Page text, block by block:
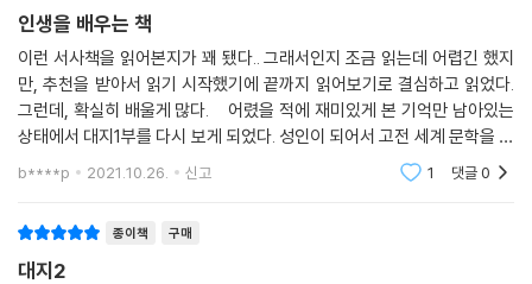
다. 땅을 갖고 있으면 살아갈 수 있다. 땅은 누구에게도 뺏겨서는 안된
다…….” “만일 땅을 파는 날, 그것은 세상의 마지막이다.”
〈대지〉에는 여러 유형의 여성이 등장한다. 오란은 대지주인 황부자집 계집
종이었으나 팔려서 왕룽의 아내가 된다. 말수는 적으나 지혜가 있다. 남편
을 만나 굶주림과 갖은 고생을 견뎌내고, 나이가 들어 외모가 볼품없다고
남편에게 부당한 대접을 받는 수모를 겪으면서도, 불평 한 마디 하지 않고
인내를 미덕으로 아는 중국 여인의 모습을 여실히 보여준다.
인생을 배우는 책
이런 서사책을 읽어본지가 꽤 됐다.. 그래서인지 조금 읽는데 어렵긴 했지
만, 추천을 받아서 읽기 시작했기에 끝까지 읽어보기로 결심하고 읽었다.
그런데, 확실히 배울게 많다. 어렸을 적에 재미있게 본 기억만 남아있는
상태에서 대지1부를 다시 보게 되었다. 성인이 되어서 고전 세계 문학을 다
시 읽어보면 감상이 달라지는 경우가 많았는데, 대지는 이번에도 상당히
재미있었
b****p 2021.10.26. 신고 1 댓글0
종이책 구매
대지2